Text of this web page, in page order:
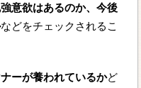
意欲はあるのか、今後
などをチェックされるこ
ーが養われているかど